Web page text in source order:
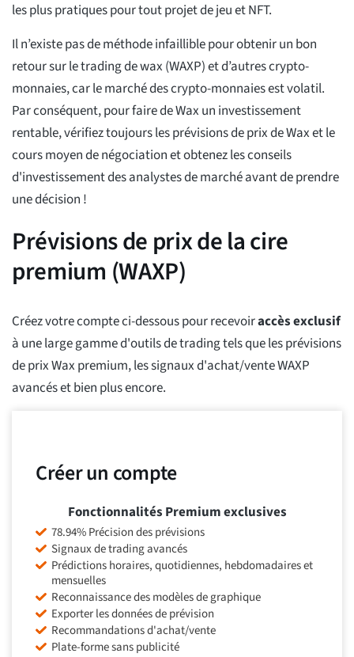
les plus pratiques pour tout projet de jeu et NFT.
Il n’existe pas de méthode infaillible pour obtenir un bon
retour sur le trading de wax (WAXP) et d’autres crypto-
monnaies, car le marché des crypto-monnaies est volatil.
Par conséquent, pour faire de Wax un investissement
rentable, vérifiez toujours les prévisions de prix de Wax et le
cours moyen de négociation et obtenez les conseils
d'investissement des analystes de marché avant de prendre
une décision !
Prévisions de prix de la cire
premium (WAXP)
Créez votre compte ci-dessous pour recevoiraccès exclusif
à une large gamme d'outils de trading tels que les prévisions
de prix Wax premium, les signaux d'achat/vente WAXP
avancés et bien plus encore.
Créer un compte
Fonctionnalités Premium exclusives
78.94% Précision des prévisions
Signaux de trading avancés
Prédictions horaires, quotidiennes, hebdomadaires et
mensuelles
Reconnaissance des modèles de graphique
Exporter les données de prévision
Recommandations d'achat/vente
Plate-forme sans publicité